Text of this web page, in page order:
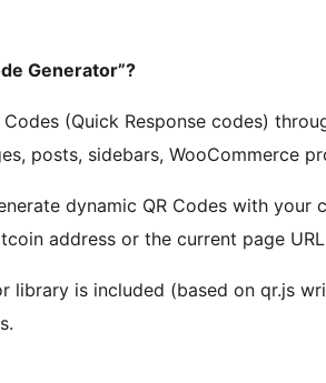
Generator”?
Codes (Quick Response codes)
posts, sidebars, WooCommerce
dynamic QR Codes with
address or the current page
library is included (based on qr.js